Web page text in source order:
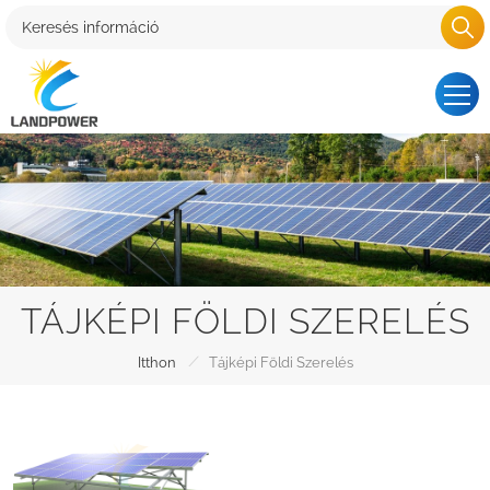
TÁJKÉPI FÖLDI SZERELÉS
Itthon / Tájképi Földi Szerelés